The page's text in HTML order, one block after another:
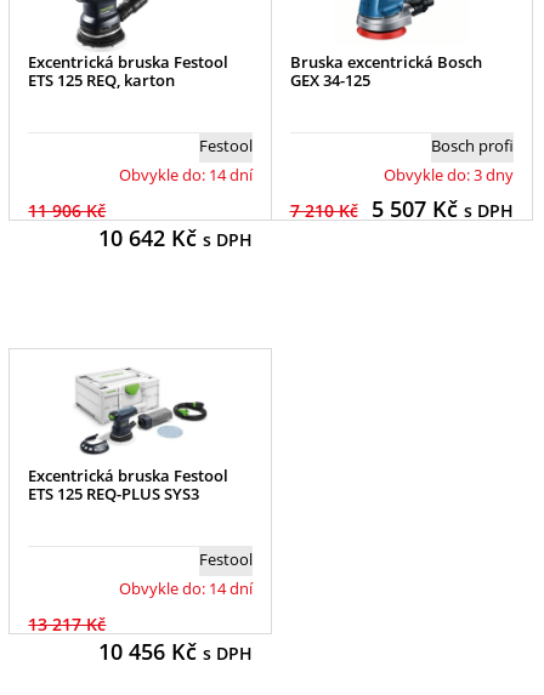
Excentrická bruska Festool
ETS 125 REQ, karton
Festool
Obvykle do: 14 dní
11 906 Kč
10 642Kč s DPH
Bruska excentrická Bosch
GEX 34-125
Bosch profi
Obvykle do: 3 dny
7 210 Kč 5 507Kč s DPH
Excentrická bruska Festool
ETS 125 REQ-PLUS SYS3
Festool
Obvykle do: 14 dní
13 217 Kč
10 456Kč s DPH